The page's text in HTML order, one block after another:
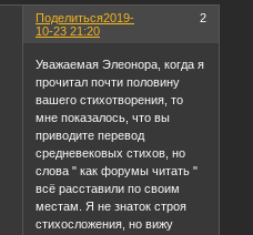
Поделиться 2
2019-
10-23 21:20
Уважаемая Элеонора, когда я
прочитал почти половину
вашего стихотворения, то
мне показалось, что вы
приводите перевод
средневековых стихов, но
слова " как форумы читать "
всё расставили по своим
местам. Я не знаток строя
стихосложения, но вижу